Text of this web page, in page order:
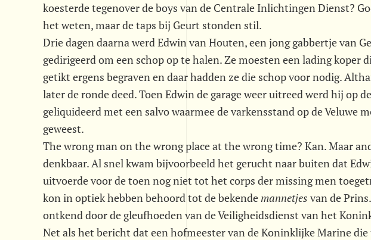
koesterde tegenover de boys van de Centrale Inlichtingen Dienst?
het weten, maar de taps bij Geurt stonden stil.
Drie dagen daarna werd Edwin van Houten, een jong gabbertje van
gedirigeerd om een schop op te halen. Ze moesten een lading koper
getikt ergens begraven en daar hadden ze die schop voor nodig.
later de ronde deed. Toen Edwin de garage weer uitreed werd hij op
geliquideerd met een salvo waarmee de varkensstand op de Veluwe
geweest.
The wrong man on the wrong place at the wrong time? Kan. Maar
denkbaar. Al snel kwam bijvoorbeeld het gerucht naar buiten dat
uitvoerde voor de toen nog niet tot het corps der missing men
kon in optiek hebben behoord tot de bekende mannetjes  van de
ontkend door de gleufhoeden van de Veiligheidsdienst van het
Net als het bericht dat een hofmeester van de Koninklijke Marine